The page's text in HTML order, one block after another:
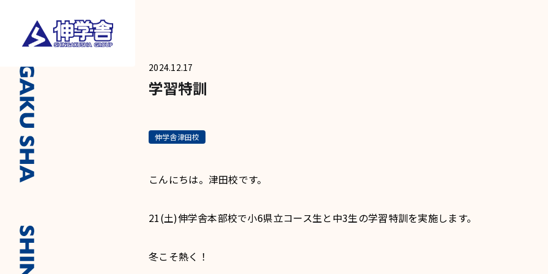
2024.12.17
学習特訓
伸学舎津田校
こんにちは。津田校です。
21(土)伸学舎本部校で小6県立コース生と中3生の学習特訓を実施します。
冬こそ熱く！